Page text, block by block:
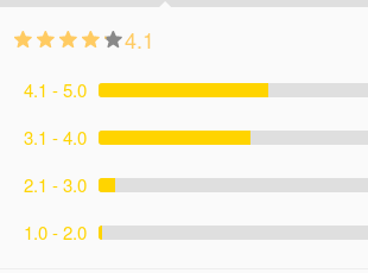
か。
コメント41件 拍手97回
4.1
4.1 - 5.0
3.1 - 4.0
2.1 - 3.0
1.0 - 2.0